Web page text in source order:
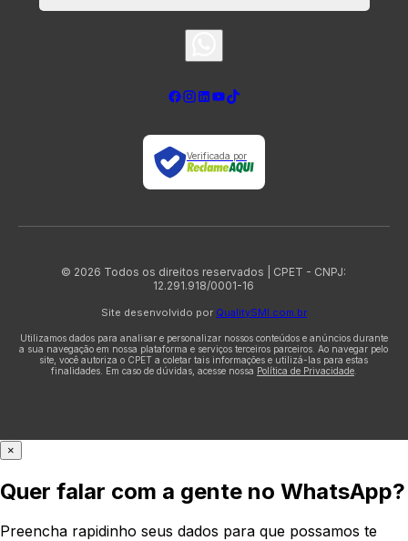
Verificada por
© 2026 Todos os direitos reservados | CPET - CNPJ:
12.291.918/0001-16
Site desenvolvido por QualitySMI.com.br
Utilizamos dados para analisar e personalizar nossos conteúdos e anúncios durante
a sua navegação em nossa plataforma e serviços terceiros parceiros. Ao navegar pelo
site, você autoriza o CPET a coletar tais informações e utilizá-las para estas
finalidades. Em caso de dúvidas, acesse nossa Política de Privacidade
×
Quer falar com a gente no WhatsApp?
Preencha rapidinho seus dados para que possamos te